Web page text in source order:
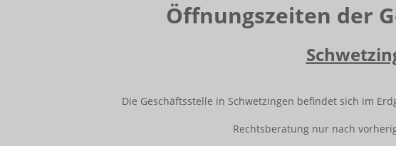
Öffnungszeiten der
Die Geschäftsstelle in Schwetzingen befindet sich im
Rechtsberatung nur nach